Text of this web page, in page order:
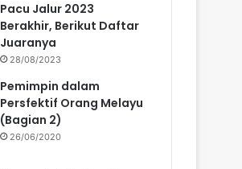
Pacu Jalur 2023
Berakhir, Berikut Daftar
Juaranya
28/08/2023
Pemimpin dalam
Persfektif Orang Melayu
(Bagian 2)
26/06/2020